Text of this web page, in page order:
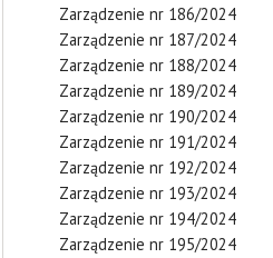
Zarządzenie nr 186/2024
Zarządzenie nr 187/2024
Zarządzenie nr 188/2024
Zarządzenie nr 189/2024
Zarządzenie nr 190/2024
Zarządzenie nr 191/2024
Zarządzenie nr 192/2024
Zarządzenie nr 193/2024
Zarządzenie nr 194/2024
Zarządzenie nr 195/2024